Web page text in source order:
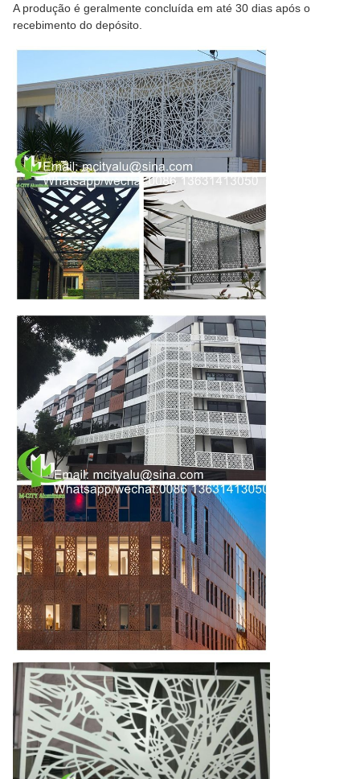
A produção é geralmente concluída em até 30 dias após o
recebimento do depósito.